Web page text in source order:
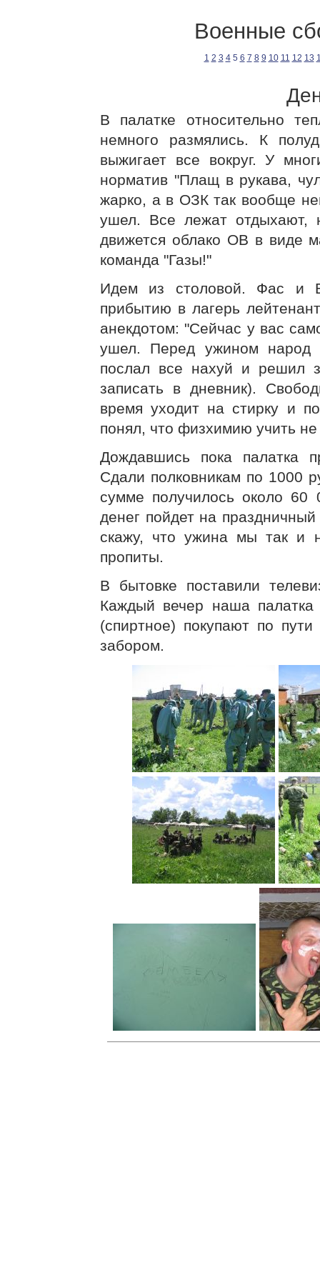
Военные
1 2 3 4 5 6 7 8 9 10 11 12 13
В палатке относительно
немного размялись. К
выжигает все вокруг. У
норматив "Плащ в рукава,
жарко, а в ОЗК так вообще
ушел. Все лежат отдыхают,
движется облако ОВ в виде
команда "Газы!"
Идем из столовой. Фас и
прибытию в лагерь
анекдотом: "Сейчас у вас
ушел. Перед ужином народ
послал все нахуй и решил
записать в дневник).
время уходит на стирку и
понял, что физхимию учить не
Дождавшись пока палатка
Сдали полковникам по 1000
сумме получилось около 60
денег пойдет на
скажу, что ужина мы так и
пропиты.
В бытовке поставили
Каждый вечер наша палатка
(спиртное) покупают по
забором.